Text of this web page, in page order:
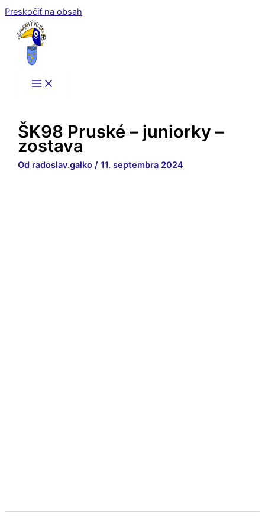
Preskočiť na obsah
ŠK98 Pruské – juniorky –
zostava
Od radoslav.galko/11. septembra 2024